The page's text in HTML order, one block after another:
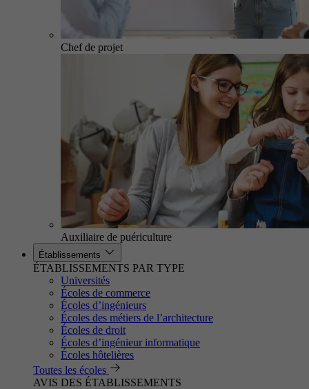
Chef de projet
Auxiliaire de puériculture
Établissements
ÉTABLISSEMENTS PAR TYPE
Universités
Écoles de commerce
Écoles d’ingénieurs
Écoles des métiers de l’architecture
Écoles de droit
Écoles d’ingénieur informatique
Écoles hôtelières
Toutes les écoles
AVIS DES ÉTABLISSEMENTS